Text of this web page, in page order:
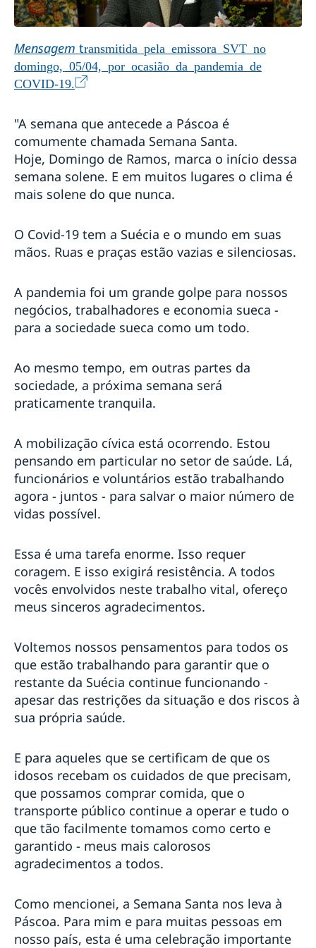
climática nos países em desenvolvimento
Discurso do Primeiro Ministro Stefan Löfven na
Discurso do Primeiro Ministro Stefan Löfven no
Debate Geral da 75ª Sessão da Assembleia Geral da
Organização das Nações Unidas
O trabalho da Suécia por uma recuperação verde da
crise provocada pela pandemia de COVID-19
Embaixada da Suécia lança edição da quarentena do
concurso Pais Presentes
Estratégia da Suécia em resposta à pandemia de
COVID-19
Hack The Crisis: governo sueco promove maratona
online de inovação
COVID-19: discurso do Primeiro Ministro Stefan
Löfven
CAPES e Suécia: conheça a lista de projetos
selecionados
mortes e ferimentos no trânsito
Resultado Sorteio "Quem é você? - Um livro sobre
tolerância"
Sorteio "Quem é você? - Um livro sobre tolerância"
Livro de Porto Alegre
Semanas de Inovação 2019: sustentabilidade,
meninas na ciência e aeronáutica dão sotaque sueco
para a inovação
Embaixada da Suécia e Restaurante O Escandinavo
celebram o Dia dos Pais com exposição fotográfica
Sorteio Dibradoras
Embaixador da Suécia no Brasil é condecorado com a
Ordem Nacional do Cruzeiro do Sul
Licitação para Evento
Missões Diplomáticas em Brasília se unem para
Embaixadas Nórdicas e Transparência Internacional
formalizam parceria para contribuir com o combate
à corrupção no Brasil
Quer levar Pippi Meialonga para a sua escola?
SwimRun chega ao Brasil com apoio da Embaixada
da Suécia
Brasil e Suécia assinam protocolo que altera o
acordo para evitar a dupla tributação entre os países
A Suécia tem um novo Governo
2017-2018: Dois anos de Suécia no Conselho de
Segurança da ONU
Luciadag 2018: Dia de Sankta Lucia na Embaixada da
Suécia em Brasília
Embaixador da Suécia no Brasil é condecorado com a
Ordem Nacional Barão de Mauá
de empregos no Brasil
Diálogos Nórdicos: Gênero e Inclusão nas Empresas
#Bergman100 no Rio de Janeiro
Mensagem transmitida pela emissora SVT no
domingo, 05/04, por ocasião da pandemia de
COVID-19.
"A semana que antecede a Páscoa é
comumente chamada Semana Santa.
Hoje, Domingo de Ramos, marca o início dessa
semana solene. E em muitos lugares o clima é
mais solene do que nunca.
O Covid-19 tem a Suécia e o mundo em suas
mãos. Ruas e praças estão vazias e silenciosas.
A pandemia foi um grande golpe para nossos
negócios, trabalhadores e economia sueca -
para a sociedade sueca como um todo.
Ao mesmo tempo, em outras partes da
sociedade, a próxima semana será
praticamente tranquila.
A mobilização cívica está ocorrendo. Estou
pensando em particular no setor de saúde. Lá,
funcionários e voluntários estão trabalhando
agora - juntos - para salvar o maior número de
vidas possível.
Essa é uma tarefa enorme. Isso requer
coragem. E isso exigirá resistência. A todos
vocês envolvidos neste trabalho vital, ofereço
meus sinceros agradecimentos.
Voltemos nossos pensamentos para todos os
que estão trabalhando para garantir que o
restante da Suécia continue funcionando -
apesar das restrições da situação e dos riscos à
sua própria saúde.
E para aqueles que se certificam de que os
idosos recebam os cuidados de que precisam,
que possamos comprar comida, que o
transporte público continue a operar e tudo o
que tão facilmente tomamos como certo e
garantido - meus mais calorosos
agradecimentos a todos.
Como mencionei, a Semana Santa nos leva à
Páscoa. Para mim e para muitas pessoas em
nosso país, esta é uma celebração importante